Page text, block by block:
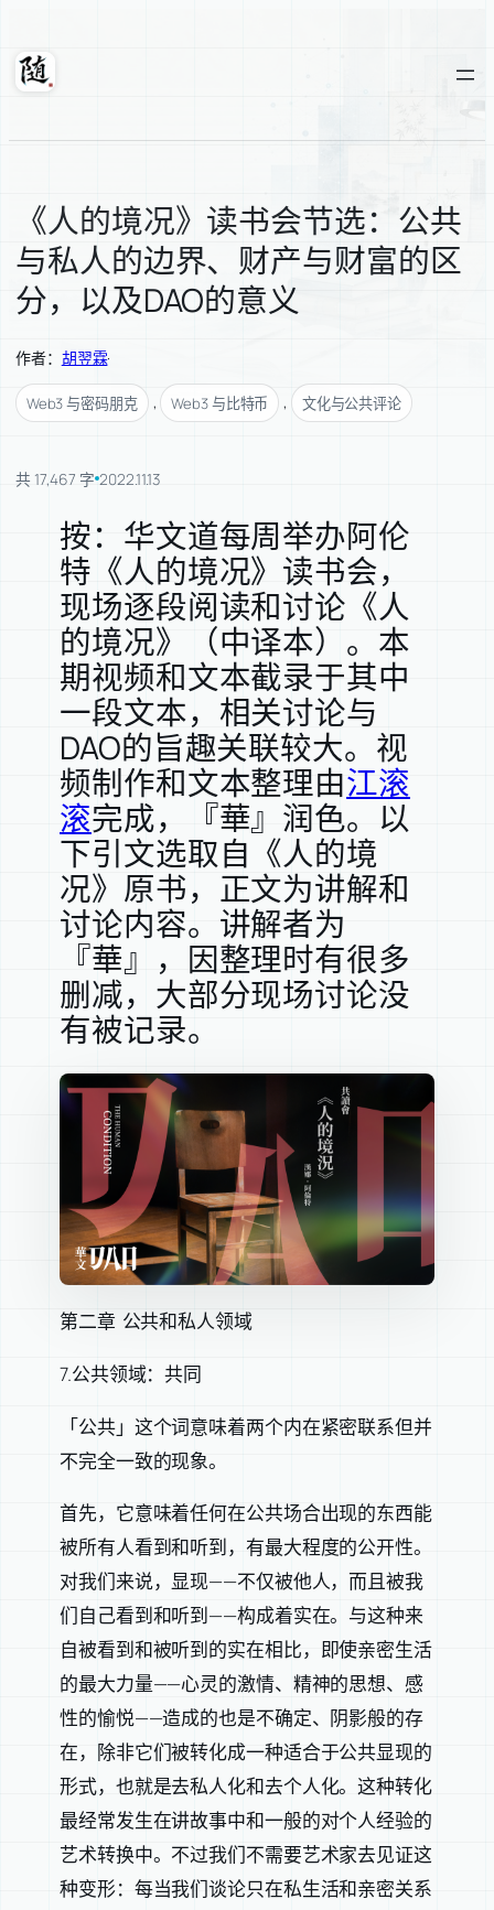
内
随轩
《人的境况》读书会节选：公共
与私人的边界、财产与财富的区
分，以及DAO的意义
作者： 胡翌霖·
Web3 与密码朋克 , Web3 与比特币 , 文化与公共评论
共 17,467 字 2022.11.13
按：华文道每周举办阿伦
特《人的境况》读书会，
现场逐段阅读和讨论《人
的境况》（中译本）。本
期视频和文本截录于其中
一段文本，相关讨论与
DAO的旨趣关联较大。视
频制作和文本整理由江滚
滚完成，『華』润色。以
下引文选取自《人的境
况》原书，正文为讲解和
讨论内容。讲解者为
『華』，因整理时有很多
删减，大部分现场讨论没
有被记录。
第二章 公共和私人领域
7.公共领域：共同
「公共」这个词意味着两个内在紧密联系但并
不完全一致的现象。
首先，它意味着任何在公共场合出现的东西能
被所有人看到和听到，有最大程度的公开性。
对我们来说，显现——不仅被他人，而且被我
们自己看到和听到——构成着实在。与这种来
自被看到和被听到的实在相比，即使亲密生活
的最大力量——心灵的激情、精神的思想、感
性的愉悦——造成的也是不确定、阴影般的存
在，除非它们被转化成一种适合于公共显现的
形式，也就是去私人化和去个人化。这种转化
最经常发生在讲故事中和一般的对个人经验的
艺术转换中。不过我们不需要艺术家去见证这
种变形：每当我们谈论只在私生活和亲密关系